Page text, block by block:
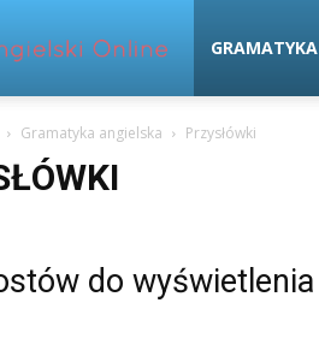
Angielski
Online
GRAMATYKA
Gramatyka angielska Przysłówki
do wyświetlenia